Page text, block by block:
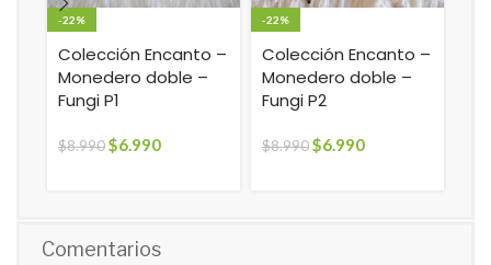
-22%
Colección Encanto –
Monedero doble –
Fungi P1
$8.990$6.990
-22%
Colección Encanto –
Monedero doble –
Fungi P2
$8.990$6.990
Comentarios